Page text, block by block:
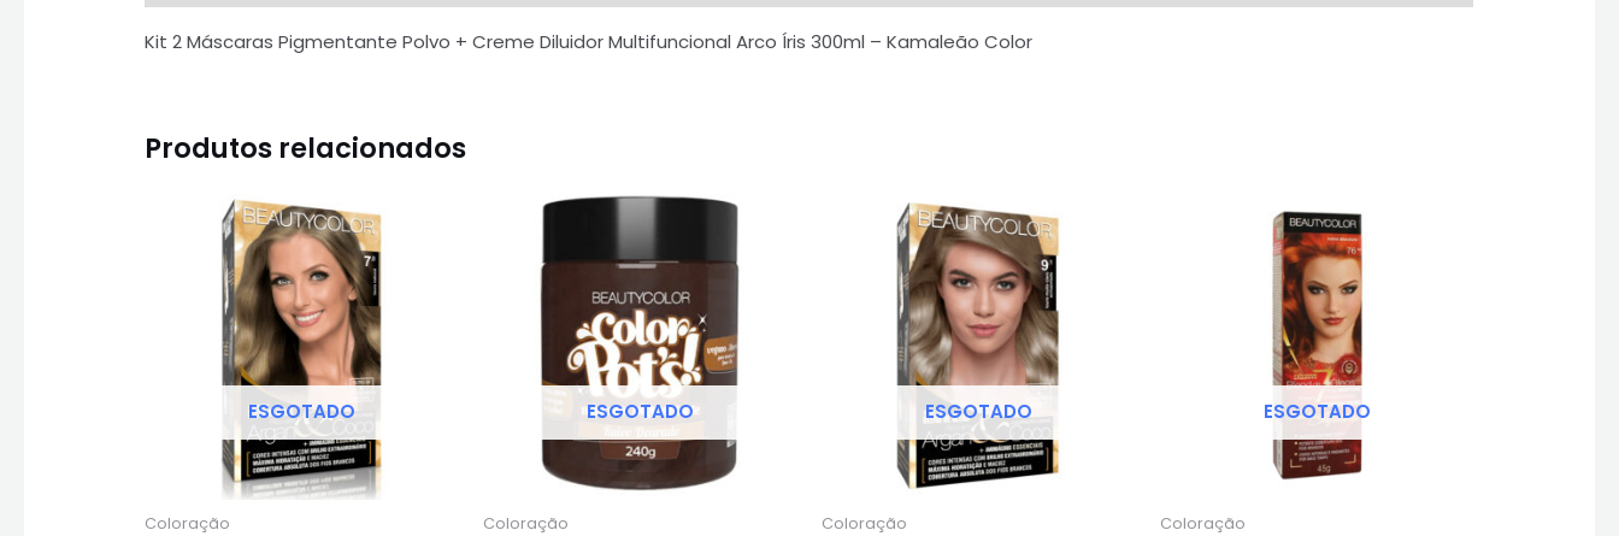
Kit 2 Máscaras Pigmentante Polvo + Creme Diluidor Multifuncional Arco Íris 300ml – Kamaleão Color
Produtos relacionados
ESGOTADO
Coloração
ESGOTADO
Coloração
ESGOTADO
Coloração
ESGOTADO
Coloração